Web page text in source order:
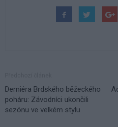
Derniéra Brdského běžeckého
poháru: Závodníci ukončili
sezónu ve velkém stylu